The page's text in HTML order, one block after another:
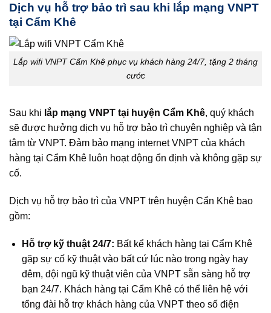
Dịch vụ hỗ trợ bảo trì sau khi lắp mạng VNPT
tại Cẩm Khê
Lắp wifi VNPT Cẩm Khê phục vụ khách hàng 24/7, tặng 2 tháng
cước
Sau khi lắp mạng VNPT tại huyện Cẩm Khê, quý khách
sẽ được hưởng dịch vụ hỗ trợ bảo trì chuyên nghiệp và tận
tâm từ VNPT. Đảm bảo mạng internet VNPT của khách
hàng tại Cẩm Khê luôn hoạt động ổn định và không gặp sự
cố.
Dịch vụ hỗ trợ bảo trì của VNPT trên huyện Cẩn Khê bao
gồm:
Hỗ trợ kỹ thuật 24/7: Bất kể khách hàng tại Cẩm Khê
gặp sự cố kỹ thuật vào bất cứ lúc nào trong ngày hay
đêm, đội ngũ kỹ thuật viên của VNPT sẵn sàng hỗ trợ
bạn 24/7. Khách hàng tại Cẩm Khê có thể liên hệ với
tổng đài hỗ trợ khách hàng của VNPT theo số điện